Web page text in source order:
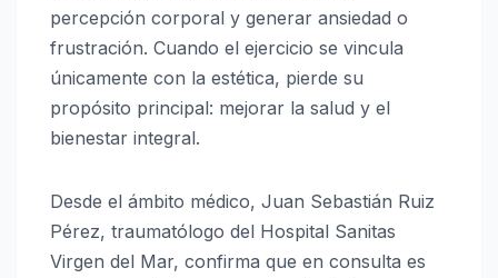
percepción corporal y generar ansiedad o
frustración. Cuando el ejercicio se vincula
únicamente con la estética, pierde su
propósito principal: mejorar la salud y el
bienestar integral.
Desde el ámbito médico, Juan Sebastián Ruiz
Pérez, traumatólogo del Hospital Sanitas
Virgen del Mar, confirma que en consulta es